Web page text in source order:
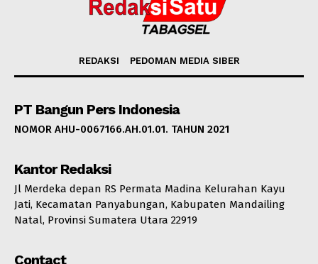
REDAKSI PEDOMAN MEDIA SIBER
PT Bangun Pers Indonesia
NOMOR AHU-0067166.AH.01.01. TAHUN 2021
Kantor Redaksi
Jl Merdeka depan RS Permata Madina Kelurahan Kayu
Jati, Kecamatan Panyabungan, Kabupaten Mandailing
Natal, Provinsi Sumatera Utara 22919
Contact